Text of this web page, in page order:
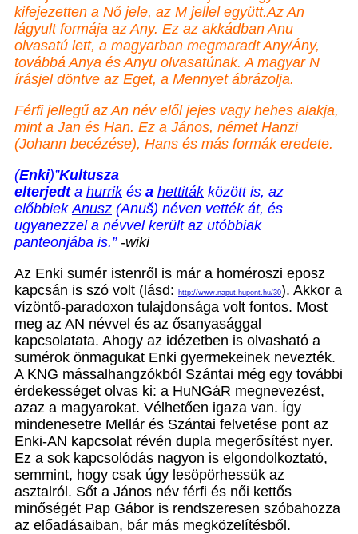
kifejezetten a Nő jele, az M jellel együtt.Az An
lágyult formája az Any. Ez az akkádban Anu
olvasatú lett, a magyarban megmaradt Any/Ány,
továbbá Anya és Anyu olvasatúnak. A magyar N
írásjel döntve az Eget, a Mennyet ábrázolja.
Férfi jellegű az An név elől jejes vagy hehes alakja,
mint a Jan és Han. Ez a János, német Hanzi
(Johann becézése), Hans és más formák eredete.
(Enki)”Kultusza
elterjedt a hurrik és a hettiták között is, az
előbbiek Anusz (Anuš) néven vették át, és
ugyanezzel a névvel került az utóbbiak
panteonjába is.”-wiki
Az Enki sumér istenről is már a homéroszi eposz
kapcsán is szó volt (lásd:
http://www.naput.hupont.hu/30). Akkor a
vízöntő-paradoxon tulajdonsága volt fontos. Most
meg az AN névvel és az ősanyasággal
kapcsolatata. Ahogy az idézetben is olvasható a
sumérok önmagukat Enki gyermekeinek nevezték.
A KNG mássalhangzókból Szántai még egy további
érdekességet olvas ki: a HuNGáR megnevezést,
azaz a magyarokat. Vélhetően igaza van. Így
mindenesetre Mellár és Szántai felvetése pont az
Enki-AN kapcsolat révén dupla megerősítést nyer.
Ez a sok kapcsolódás nagyon is elgondolkoztató,
semmint, hogy csak úgy lesöpörhessük az
asztalról. Sőt a János név férfi és női kettős
minőségét Pap Gábor is rendszeresen szóbahozza
az előadásaiban, bár más megközelítésből.